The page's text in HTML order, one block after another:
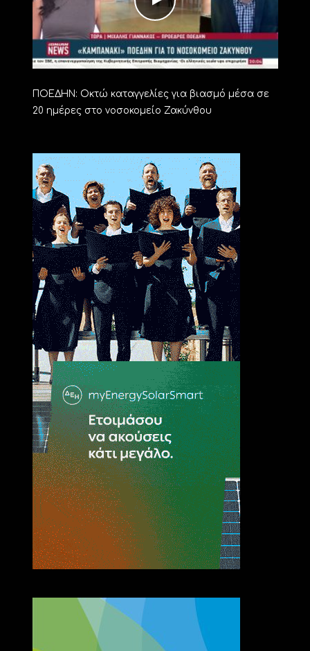
ΠΟΕΔΗΝ: Οκτώ καταγγελίες για βιασμό μέσα σε
20 ημέρες στο νοσοκομείο Ζακύνθου